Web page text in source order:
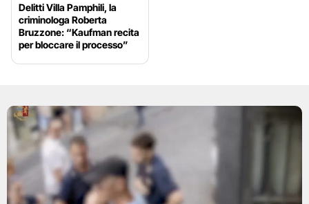
Delitti Villa Pamphili, la
criminologa Roberta
Bruzzone: “Kaufman recita
per bloccare il processo”